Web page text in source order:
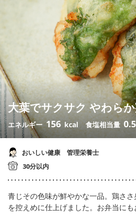
大葉でサクサク やわら
エネルギー 156 kcal 食塩相当量 0.5
おいしい健康 管理栄養士
30分以内
青じその色味が鮮やかな一品。鶏さ
を控えめに仕上げました。お弁当にも